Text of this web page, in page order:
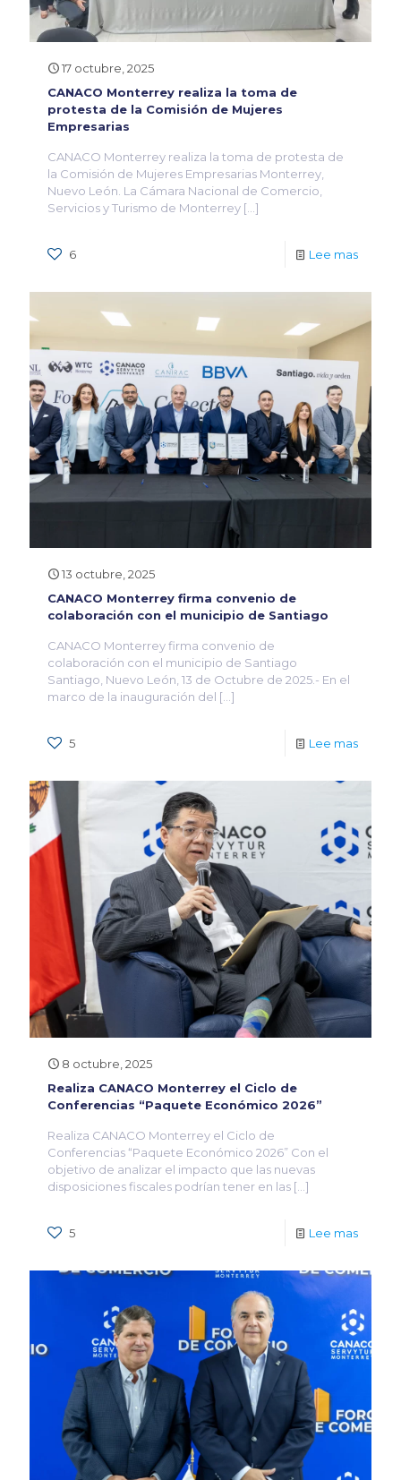
17 octubre, 2025
CANACO Monterrey realiza la toma de
protesta de la Comisión de Mujeres
Empresarias
CANACO Monterrey realiza la toma de protesta de
la Comisión de Mujeres Empresarias Monterrey,
Nuevo León. La Cámara Nacional de Comercio,
Servicios y Turismo de Monterrey […]
6 Lee mas
13 octubre, 2025
CANACO Monterrey firma convenio de
colaboración con el municipio de Santiago
CANACO Monterrey firma convenio de
colaboración con el municipio de Santiago
Santiago, Nuevo León, 13 de Octubre de 2025.- En el
marco de la inauguración del […]
5 Lee mas
8 octubre, 2025
Realiza CANACO Monterrey el Ciclo de
Conferencias “Paquete Económico 2026”
Realiza CANACO Monterrey el Ciclo de
Conferencias “Paquete Económico 2026” Con el
objetivo de analizar el impacto que las nuevas
disposiciones fiscales podrían tener en las […]
5 Lee mas